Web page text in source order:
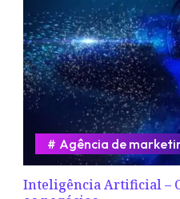
Inteligência Artificial –
Agência de